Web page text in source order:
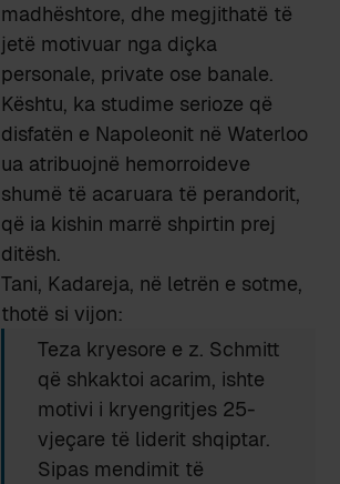
madhështore, dhe megjithatë të
jetë motivuar nga diçka
personale, private ose banale.
Kështu, ka studime serioze që
disfatën e Napoleonit në Waterloo
ua atribuojnë hemorroideve
shumë të acaruara të perandorit,
që ia kishin marrë shpirtin prej
ditësh.
Tani, Kadareja, në letrën e sotme,
thotë si vijon:
Teza kryesore e z. Schmitt
që shkaktoi acarim, ishte
motivi i kryengritjes 25-
vjeçare të liderit shqiptar.
Sipas mendimit të